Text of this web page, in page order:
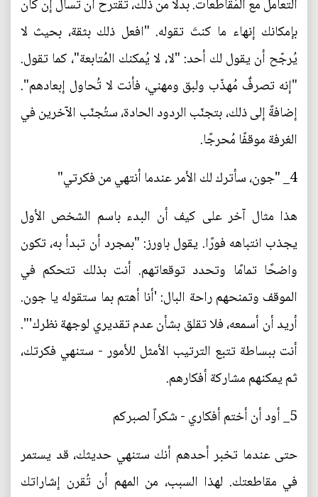
التعامل مع المُقاطعات. بدلًا من ذلك، تقترح أن تسأل إن كان
بإمكانك إنهاء ما كنتَ تقوله. "افعل ذلك بثقة، بحيث لا
يُرجّح أن يقول لك أحد: "لا، لا يُمكنك المُتابعة"، كما تقول.
"إنه تصرفٌ مُهذّب ولبق ومهني، فأنت لا تُحاول إبعادهم".
إضافةً إلى ذلك، بتجنّب الردود الحادة، ستُجنّب الآخرين في
الغرفة موقفًا مُحرجًا.
4_ "جون، سأترك لك الأمر عندما أنتهي من فكرتي"
هذا مثال آخر على كيف أن البدء باسم الشخص الأول
يجذب انتباهه فورًا. يقول باورز: "بمجرد أن تبدأ به، تكون
واضحًا تمامًا وتحدد توقعاتهم. أنت بذلك تتحكم في
الموقف وتمنحهم راحة البال: 'أنا أهتم بما ستقوله يا جون.
أريد أن أسمعه، فلا تقلق بشأن عدم تقديري لوجهة نظرك'".
أنت ببساطة تتبع الترتيب الأمثل للأمور - ستنهي فكرتك،
ثم يمكنهم مشاركة أفكارهم.
5_ أود أن أختم أفكاري - شكراً لصبركم
حتى عندما تخبر أحدهم أنك ستنهي حديثك، قد يستمر
في مقاطعتك. لهذا السبب، من المهم أن تُقرن إشاراتك